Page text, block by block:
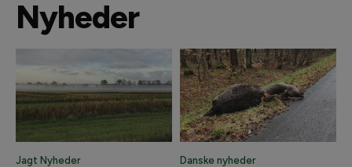
Nyheder
Jagt Nyheder Danske nyheder